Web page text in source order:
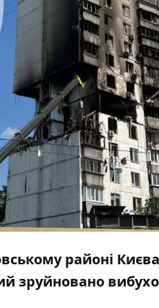
районі
зруйновано